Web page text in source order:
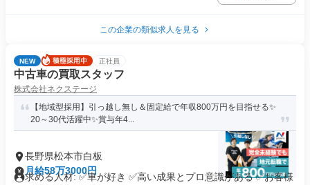
この企業の類似求人を見る
NEW 正社員
中古車の買取スタッフ
株式会社ネクステージ
【地域型採用】引っ越し無し＆固定給で年収800万円を目指せる✨
20～30代活躍中✨賞与年4...
長野県松本市白板
月給58万3000円
求める人材: ✅車が好き ✅高い成果とプロ意識がある ✅お客様